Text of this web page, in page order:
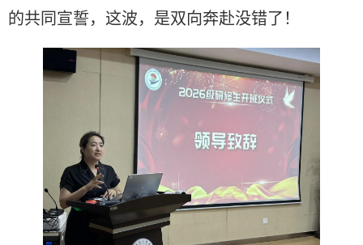
的共同宣誓， 这波，是双向奔赴没错了！